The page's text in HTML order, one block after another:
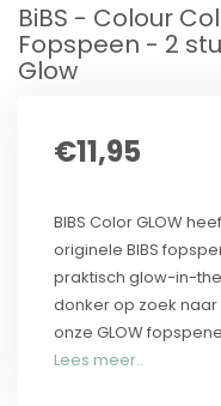
BiBS - Colour
Fopspeen - 2
Glow
€11,95
BIBS Color GLOW
originele BIBS
praktisch glow-in-
donker op zoek
onze GLOW
Lees meer..